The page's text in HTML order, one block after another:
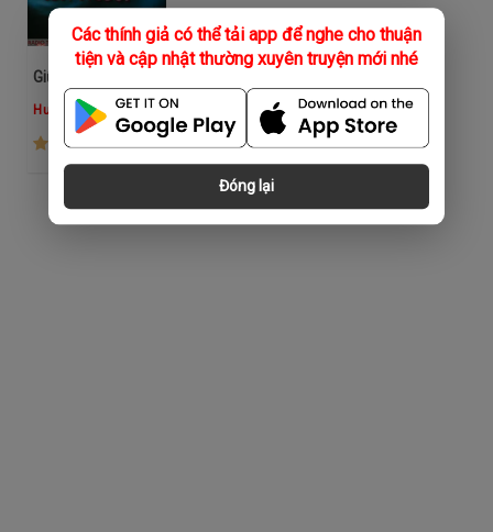
Các thính giả có thể tải app để nghe cho thuận
tiện và cập nhật thường xuyên truyện mới nhé
Đóng lại
Hướng Dương